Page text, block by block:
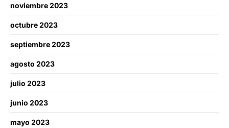
noviembre 2023
octubre 2023
septiembre 2023
agosto 2023
julio 2023
junio 2023
mayo 2023